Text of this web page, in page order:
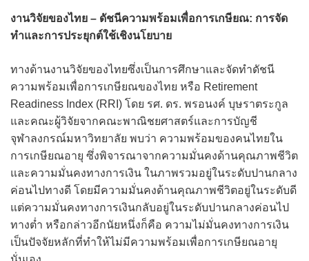
งานวิจัยของไทย – ดัชนีความพร้อมเพื่อการเกษียณ: การจัด
ทำและการประยุกต์ใช้เชิงนโยบาย
ทางด้านงานวิจัยของไทยซึ่งเป็นการศึกษาและจัดทำดัชนี
ความพร้อมเพื่อการเกษียณของไทย หรือ Retirement
Readiness Index (RRI) โดย รศ. ดร. พรอนงค์ บุษราตระกูล
และคณะผู้วิจัยจากคณะพาณิชยศาสตร์และการบัญชี
จุฬาลงกรณ์มหาวิทยาลัย พบว่า ความพร้อมของคนไทยใน
การเกษียณอายุ ซึ่งพิจารณาจากความมั่นคงด้านคุณภาพชีวิต
และความมั่นคงทางการเงิน ในภาพรวมอยู่ในระดับปานกลาง
ค่อนไปทางดี โดยมีความมั่นคงด้านคุณภาพชีวิตอยู่ในระดับดี
แต่ความมั่นคงทางการเงินกลับอยู่ในระดับปานกลางค่อนไป
ทางต่ำ หรือกล่าวอีกนัยหนึ่งก็คือ ความไม่มั่นคงทางการเงิน
เป็นปัจจัยหลักที่ทำให้ไม่มีความพร้อมเพื่อการเกษียณอายุ